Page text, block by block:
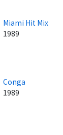
Miami Hit Mix
1989
Conga
1989